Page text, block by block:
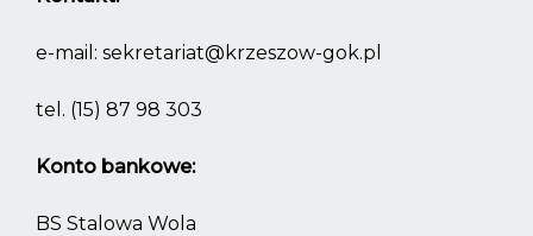
e-mail: sekretariat@krzeszow-gok.pl
tel. (15) 87 98 303
Konto bankowe:
BS Stalowa Wola